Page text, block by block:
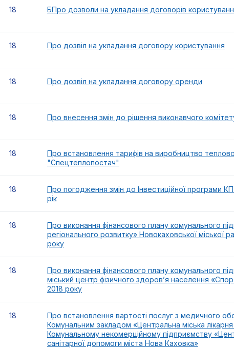
18 БПро дозволи на укладання договорів
18 Про дозвіл на укладання договору користування
18 Про дозвіл на укладання договору оренди
18 Про внесення змін до рішення виконавчого
18
Про встановлення тарифів на виробництво
"Спецтеплопостач"
18
Про погодження змін до Інвестиційної програми
рік
18
Про виконання фінансового плану комунального
регіонального розвитку» Новокаховської міської
року
18
Про виконання фінансового плану комунального
міський центр фізичного здоров’я населення
2018 року
18
Про встановлення вартості послуг з медичного
Комунальним закладом «Центральна міська
Комунальному некомерційному підприємству
санітарної допомоги міста Нова Каховка»